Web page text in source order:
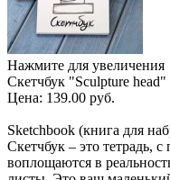
Нажмите для увеличения
Скетчбук "Sculpture
Цена: 139.00 руб.
Sketchbook (книга для
Скетчбук – это тетрадь,
воплощаются в